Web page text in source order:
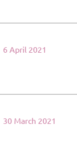
6 April 2021
30 March 2021